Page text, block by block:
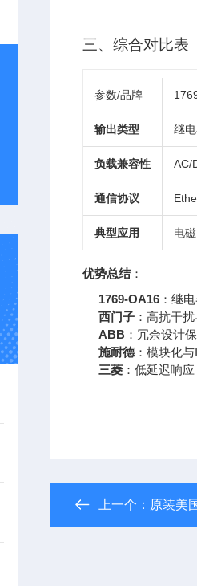
三、综合对比表
参数/品牌
输出类型 继电
负载兼容性 AC/
通信协议
典型应用 电
优势总结：
1769-OA16 ：继
西门子 ：高抗干
ABB ：冗余设计
施耐德 ：模块化
三菱 ：低延迟响
上一个： 原装美